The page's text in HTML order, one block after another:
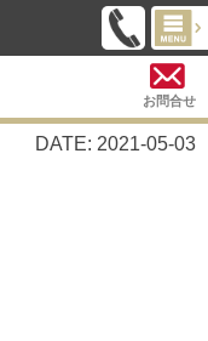
お問合せ
DATE: 2021-05-03